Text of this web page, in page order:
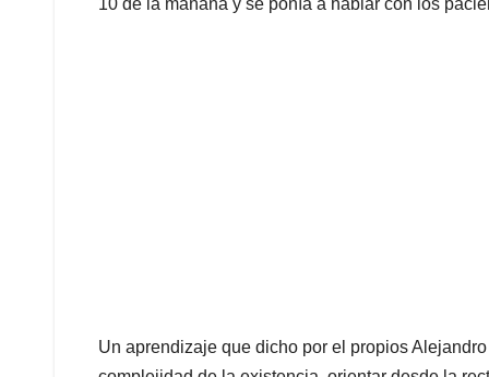
Un aprendizaje que dicho por el propios